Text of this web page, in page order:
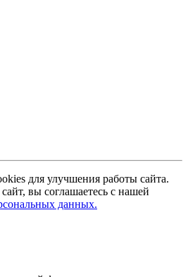
для улучшения работы сайта.
вы соглашаетесь с нашей
данных.